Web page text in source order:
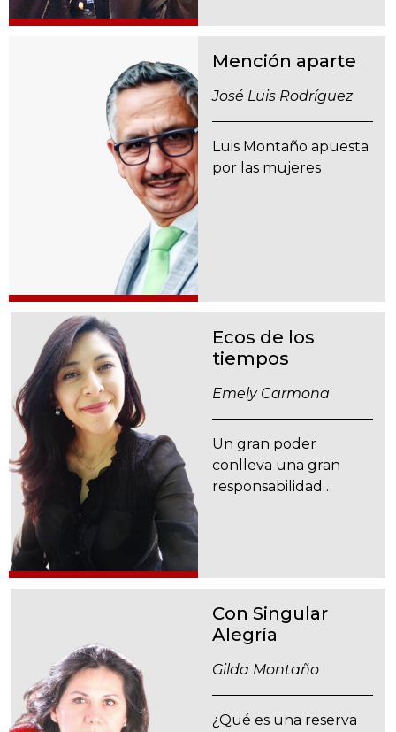
Mención aparte
José Luis Rodríguez
Luis Montaño apuesta
por las mujeres
Ecos de los
tiempos
Emely Carmona
Un gran poder
conlleva una gran
responsabilidad…
Con Singular
Alegría
Gilda Montaño
¿Qué es una reserva